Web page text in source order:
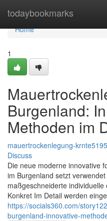
todaybookmarks
Home
Home
1
Burgenland:
Methoden im
mauertrockenlegung-
Discuss
Die neue moderne innovative
im Burgenland setzt
maßgeschneiderte
Konkret Im Detail werden
https://socials360.com/
burgenland-innovative-